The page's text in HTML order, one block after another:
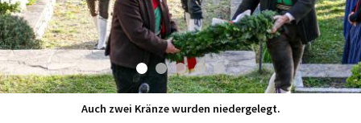
Auch zwei Kränze wurden niedergelegt.